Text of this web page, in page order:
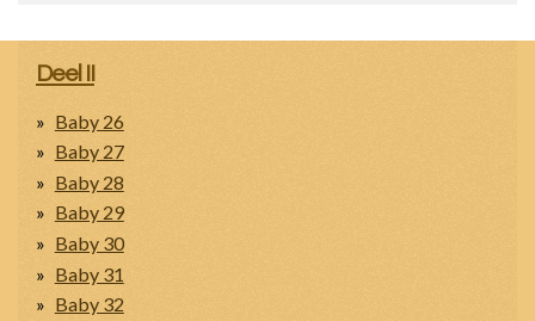
Deel II
Baby 26
Baby 27
Baby 28
Baby 29
Baby 30
Baby 31
Baby 32